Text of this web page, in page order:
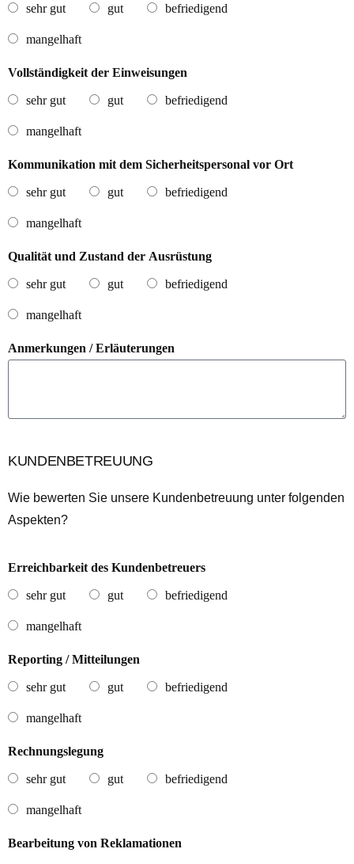
sehr gut
gut
befriedigend
mangelhaft
Vollständigkeit der Einweisungen
sehr gut
gut
befriedigend
mangelhaft
Kommunikation mit dem Sicherheitspersonal vor Ort
sehr gut
gut
befriedigend
mangelhaft
Qualität und Zustand der Ausrüstung
sehr gut
gut
befriedigend
mangelhaft
Anmerkungen / Erläuterungen
KUNDENBETREUUNG
Wie bewerten Sie unsere Kundenbetreuung unter folgenden
Aspekten?
Erreichbarkeit des Kundenbetreuers
sehr gut
gut
befriedigend
mangelhaft
Reporting / Mitteilungen
sehr gut
gut
befriedigend
mangelhaft
Rechnungslegung
sehr gut
gut
befriedigend
mangelhaft
Bearbeitung von Reklamationen